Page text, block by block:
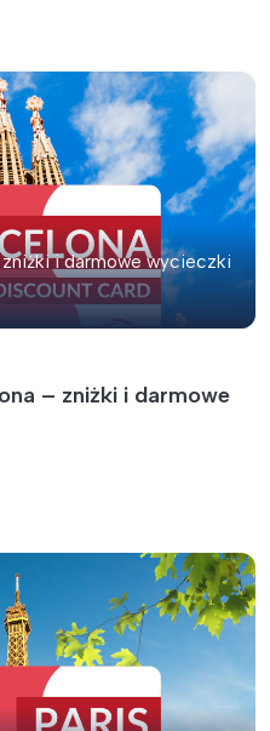
i darmowe wycieczki
– zniżki i darmowe